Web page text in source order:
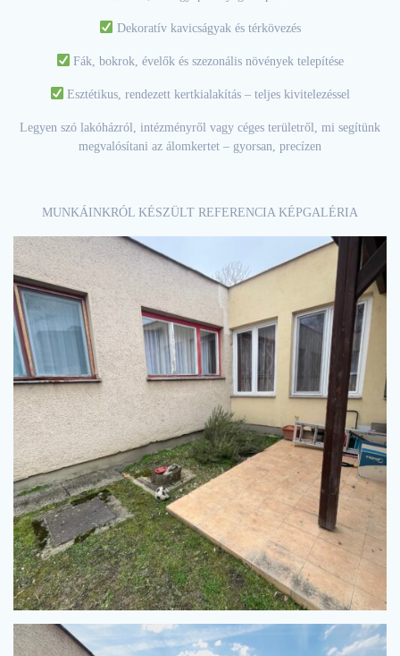
Dekoratív kavicságyak és térkövezés
Fák, bokrok, évelők és szezonális növények telepítése
Esztétikus, rendezett kertkialakítás – teljes kivitelezéssel
Legyen szó lakóházról, intézményről vagy céges területről, mi segítünk
megvalósítani az álomkertet – gyorsan, precízen
MUNKÁINKRÓL KÉSZÜLT REFERENCIA KÉPGALÉRIA